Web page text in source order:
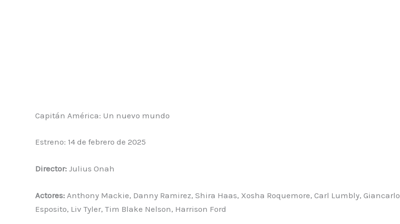
Capitán América: Un nuevo mundo
Estreno: 14 de febrero de 2025
Director: Julius Onah
Actores: Anthony Mackie, Danny Ramirez, Shira Haas, Xosha Roquemore, Carl Lumbly, Giancarlo
Esposito, Liv Tyler, Tim Blake Nelson, Harrison Ford